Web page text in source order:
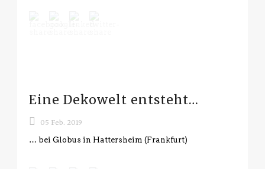
Eine Dekowelt entsteht…
05 Feb. 2019
… bei Globus in Hattersheim (Frankfurt)